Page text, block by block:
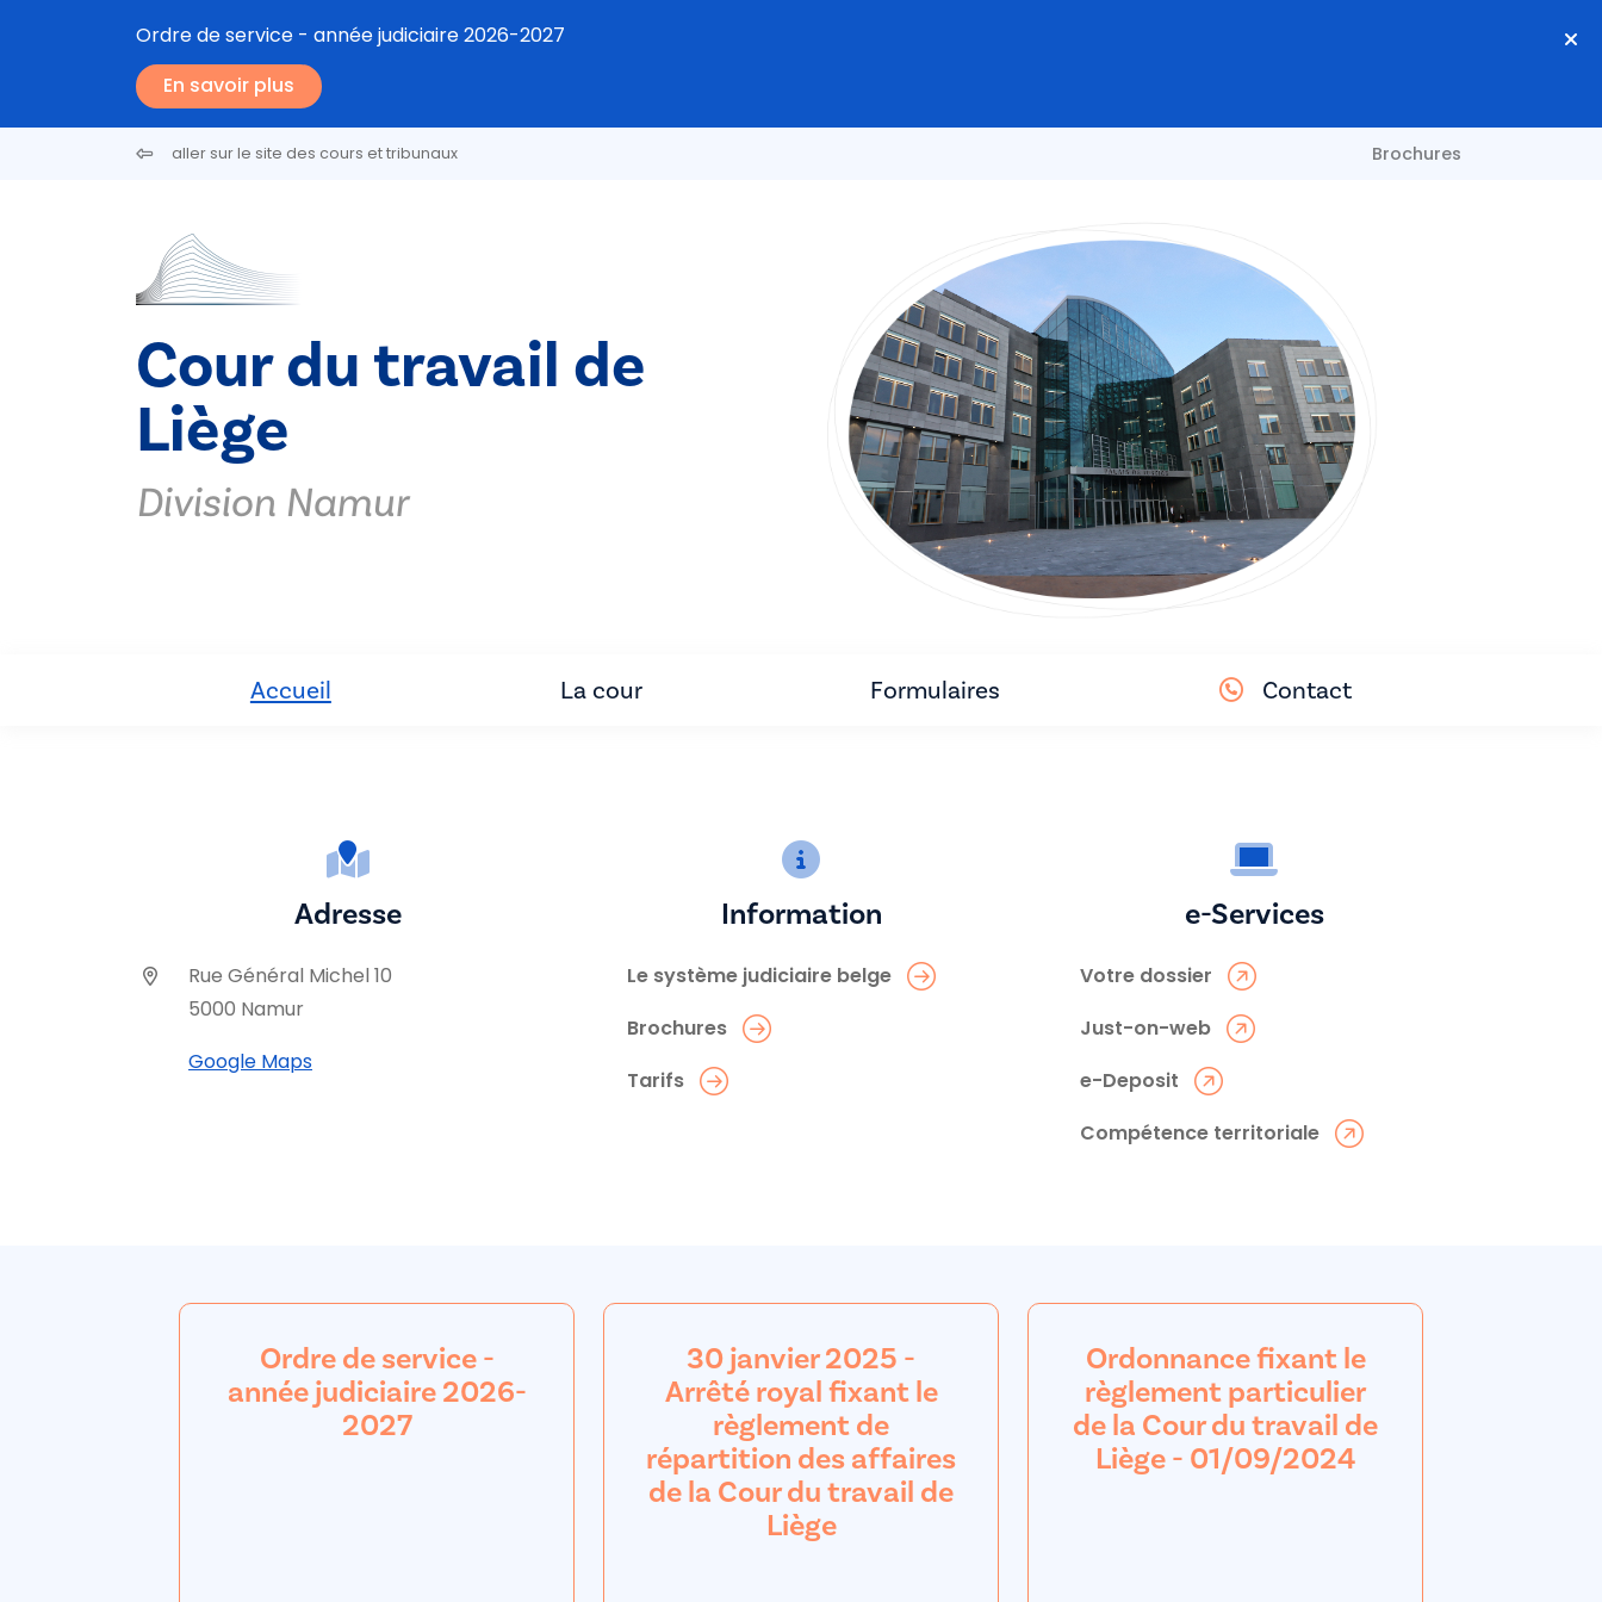
Ordre de service - année judiciaire 2026-2027
En savoir plus
aller sur le site des cours et tribunaux Brochures
Cour du travail de
Liège
Division Namur
Accueil La cour Formulaires Contact
Adresse
Rue Général Michel 10
5000 Namur
Google Maps
Information
Le système judiciaire belge
Brochures
Tarifs
e-Services
Votre dossier
Just-on-web
e-Deposit
Compétence territoriale
Ordre de service -
année judiciaire 2026-
2027
30 janvier 2025 -
Arrêté royal fixant le
règlement de
répartition des affaires
de la Cour du travail de
Liège
Ordonnance fixant le
règlement particulier
de la Cour du travail de
Liège - 01/09/2024